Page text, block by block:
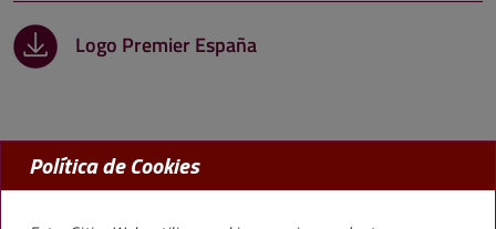
Logo Premier España
MADRID:91 456 09 97
Política de Cookies